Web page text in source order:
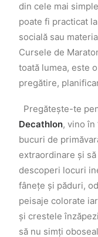
din cele mai
poate fi practicat
socială sau
Cursele de
toată lumea, este
pregătire,
Pregătește-te
Decathlon, vino în
bucuri de
extraordinare și
descoperi locuri
fânețe și păduri,
peisaje colorate
și crestele
să nu simți